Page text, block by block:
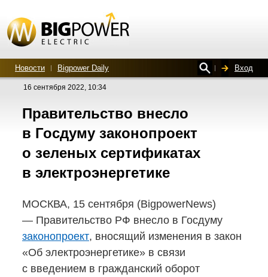
Новости Bigpower Daily Вход
16 сентября 2022, 10:34
Правительство внесло
в Госдуму законопроект
о зеленых сертификатах
в электроэнергетике
МОСКВА, 15 сентября (BigpowerNews)
— Правительство РФ внесло в Госдуму
законопроект, вносящий изменения в закон
«Об электроэнергетике» в связи
с введением в гражданский оборот